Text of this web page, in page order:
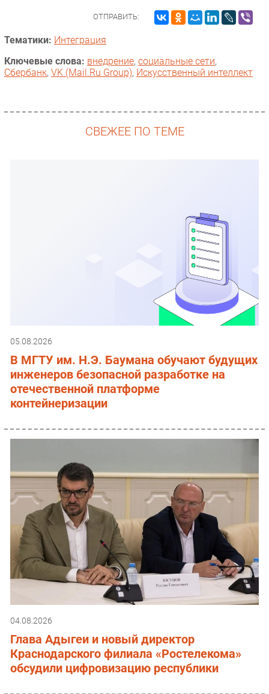
ОТПРАВИТЬ:
Тематики: Интеграция
Ключевые слова: внедрение, социальные сети,
Сбербанк, VK (Mail.Ru Group), Искусственный интеллект
СВЕЖЕЕ ПО ТЕМЕ
05.08.2026
В МГТУ им. Н.Э. Баумана обучают будущих
инженеров безопасной разработке на
отечественной платформе
контейнеризации
04.08.2026
Глава Адыгеи и новый директор
Краснодарского филиала «Ростелекома»
обсудили цифровизацию республики